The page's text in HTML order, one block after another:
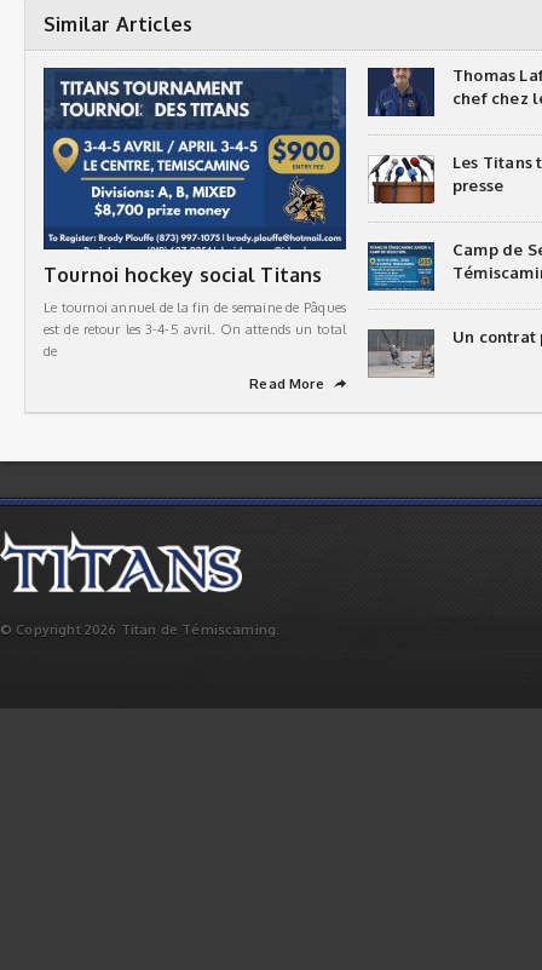
Similar Articles
Tournoi hockey social Titans
Le tournoi annuel de la fin de semaine de Pâques
est de retour les 3-4-5 avril. On attends un total
de
Read More
➦
Thomas
chef chez
Les Titans
presse
Camp de
Un contrat
© Copyright 2026 Titan de Témiscaming.